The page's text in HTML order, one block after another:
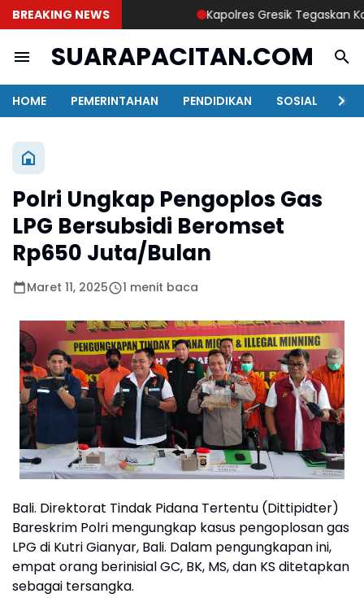
BREAKING NEWS Kapolres Gresik Tegaskan
SUARAPACITAN.COM
HOME PEMERINTAHAN PENDIDIKAN SOSIAL
Polri Ungkap Pengoplos Gas
LPG Bersubsidi Beromset
Rp650 Juta/Bulan
Maret 11, 2025 1 menit baca
Bali. Direktorat Tindak Pidana Tertentu (Dittipidter)
Bareskrim Polri mengungkap kasus pengoplosan gas
LPG di Kutri Gianyar, Bali. Dalam pengungkapan ini,
empat orang berinisial GC, BK, MS, dan KS ditetapkan
sebagai tersangka.